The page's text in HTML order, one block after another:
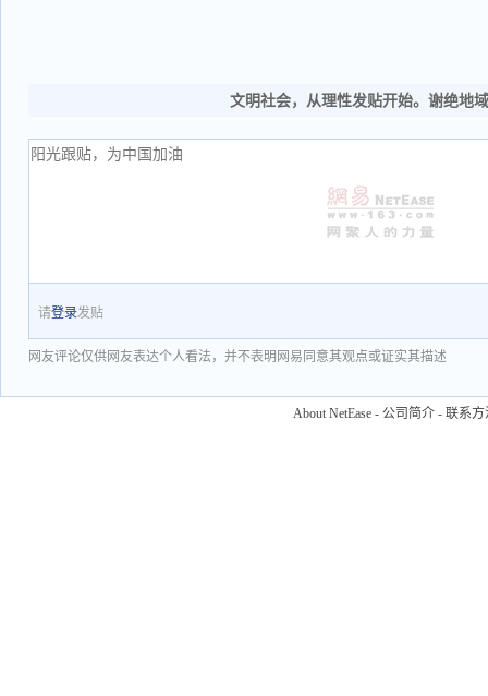
文明社会，从理性发贴开始。谢绝地
请登录发贴
网友评论仅供网友表达个人看法，并不表明网易同意其观点或证实其描述
About NetEase - 公司简介 - 联系方